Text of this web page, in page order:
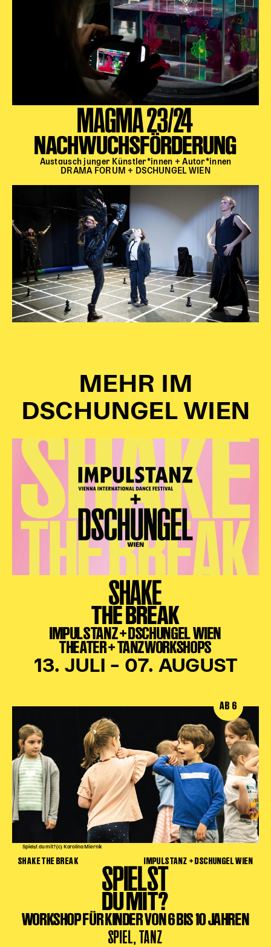
MAGMA 23/24
NACHWUCHSFÖRDERUNG
Austausch junger Künstler*innen + Autor*innen
DRAMA FORUM + DSCHUNGEL WIEN
MEHR IM
DSCHUNGEL WIEN
SHAKE
THE BREAK
IMPULSTANZ + DSCHUNGEL WIEN
THEATER + TANZWORKSHOPS
13. JULI – 07. AUGUST
Spielst du mit? (c) Karolina Miernik
AB 6
SHAKE THE BREAK IMPULSTANZ + DSCHUNGEL WIEN
SPIELST
DU MIT?
WORKSHOP FÜR KINDER VON 6 BIS 10 JAHREN
SPIEL, TANZ